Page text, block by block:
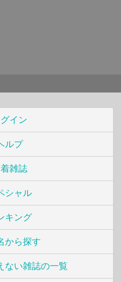
イン
ルプ
雑誌
シャル
キング
から探す
ない雑誌の一覧